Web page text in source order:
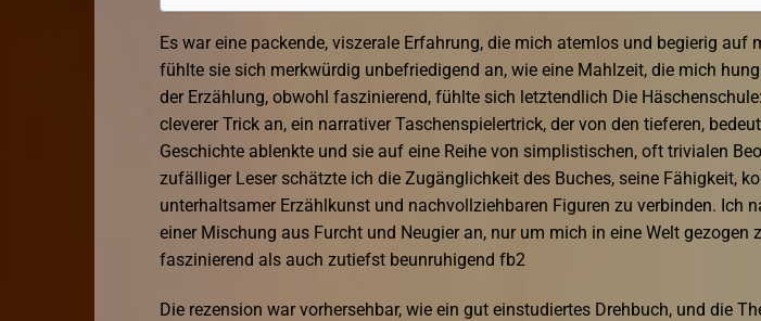
Es war eine packende, viszerale Erfahrung, die mich atemlos und begierig auf
fühlte sie sich merkwürdig unbefriedigend an, wie eine Mahlzeit, die mich
der Erzählung, obwohl faszinierend, fühlte sich letztendlich Die
cleverer Trick an, ein narrativer Taschenspielertrick, der von den tieferen,
Geschichte ablenkte und sie auf eine Reihe von simplistischen, oft trivialen
zufälliger Leser schätzte ich die Zugänglichkeit des Buches, seine Fähigkeit,
unterhaltsamer Erzählkunst und nachvollziehbaren Figuren zu verbinden. Ich
einer Mischung aus Furcht und Neugier an, nur um mich in eine Welt gezogen
faszinierend als auch zutiefst beunruhigend fb2
Die rezension war vorhersehbar, wie ein gut einstudiertes Drehbuch, und die